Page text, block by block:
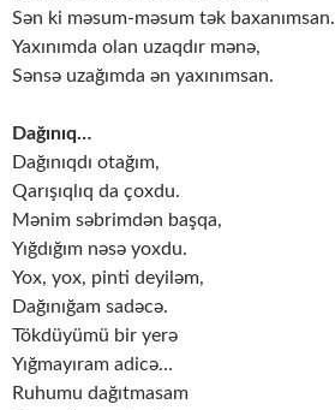
Sən ki məsum-məsum tək baxanımsan.
Yaxınımda olan uzaqdır mənə,
Sənsə uzağımda ən yaxınımsan.
Dağınıq…
Dağınıqdı otağım,
Qarışıqlıq da çoxdu.
Mənim səbrimdən başqa,
Yığdığım nəsə yoxdu.
Yox, yox, pinti deyiləm,
Dağınığam sadəcə.
Tökdüyümü bir yerə
Yığmayıram adicə…
Ruhumu dağıtmasam